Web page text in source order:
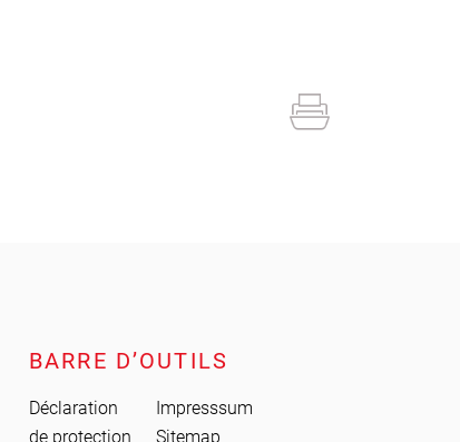
BARRE D’OUTILS
Déclaration
de protection
Impresssum
Sitemap